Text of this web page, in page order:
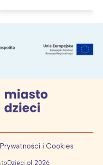
i Cookies
2026